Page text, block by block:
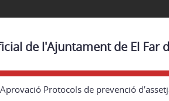
de l'Ajuntament de El Far
Aprovació Protocols de prevenció